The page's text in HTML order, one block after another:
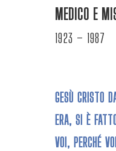
MEDICO E
1923 – 1987
GESÙ CRISTO
ERA, SI È
VOI, PERCHÉ